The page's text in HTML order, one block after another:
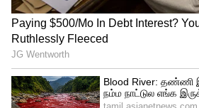
மாலை : 4.30 முதல் 5.30 வரை
மாலை : 6.30 முதல் 7.30